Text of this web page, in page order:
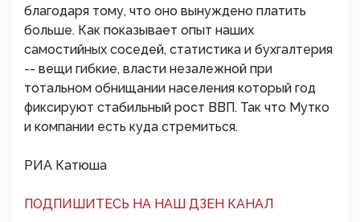
благодаря тому, что оно вынуждено платить
больше. Как показывает опыт наших
самостийных соседей, статистика и бухгалтерия
-- вещи гибкие, власти незалежной при
тотальном обнищании населения который год
фиксируют стабильный рост ВВП. Так что Мутко
и компании есть куда стремиться.
РИА Катюша
ПОДПИШИТЕСЬ НА НАШ ДЗЕН КАНАЛ